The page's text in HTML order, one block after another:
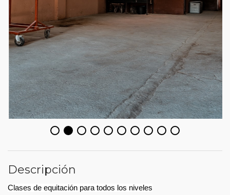
Descripción
Clases de equitación para todos los niveles